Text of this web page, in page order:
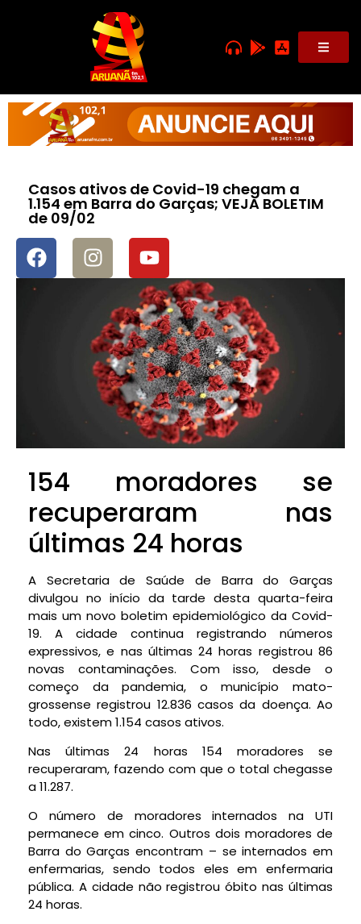
Casos ativos de Covid-19 chegam a
1.154 em Barra do Garças; VEJA BOLETIM
de 09/02
154 moradores se
recuperaram nas
últimas 24 horas
A Secretaria de Saúde de Barra do Garças
divulgou no início da tarde desta quarta-feira
mais um novo boletim epidemiológico da Covid-
19. A cidade continua registrando números
expressivos, e nas últimas 24 horas registrou 86
novas contaminações. Com isso, desde o
começo da pandemia, o município mato-
grossense registrou 12.836 casos da doença. Ao
todo, existem 1.154 casos ativos.
Nas últimas 24 horas 154 moradores se
recuperaram, fazendo com que o total chegasse
a 11.287.
O número de moradores internados na UTI
permanece em cinco. Outros dois moradores de
Barra do Garças encontram – se internados em
enfermarias, sendo todos eles em enfermaria
pública. A cidade não registrou óbito nas últimas
24 horas.